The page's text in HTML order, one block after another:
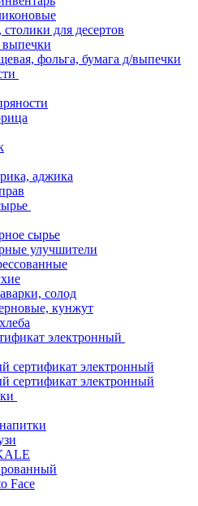
для десертов
выпечки
фольга, бумага д/выпечки
аджика
сырье
улучшители
солод
кунжут
электронный
сертификат электронный
сертификат электронный
Face